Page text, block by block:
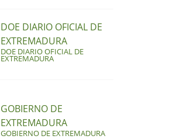
DOE DIARIO OFICIAL DE
EXTREMADURA
DOE DIARIO OFICIAL DE
EXTREMADURA
GOBIERNO DE
EXTREMADURA
GOBIERNO DE EXTREMADURA